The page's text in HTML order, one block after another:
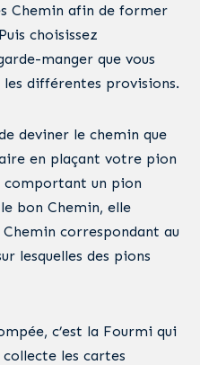
Chemin afin de former
choisissez
manger que vous
différentes provisions.
deviner le chemin que
en plaçant votre pion
comportant un pion
bon Chemin, elle
correspondant au
lesquelles des pions
c’est la Fourmi qui
les cartes